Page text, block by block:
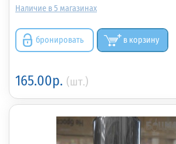
5
бронировать в корзину
165.00р. (шт.)